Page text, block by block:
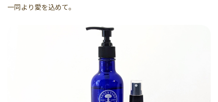
一同より愛を込めて。